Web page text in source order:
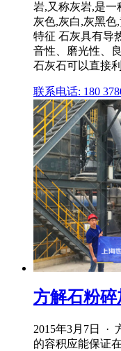
岩,又称灰岩,是一
灰色,灰白,灰黑色
特征 石灰具有导
音性、磨光性、
石灰石可以直接
联系电话: 180
方解石粉
2015年3月7日 ·
的容积应能保证